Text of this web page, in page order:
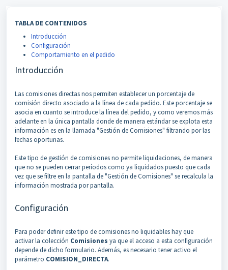
TABLA DE CONTENIDOS
Introducción
Configuración
Comportamiento en el pedido
Introducción
Las comisiones directas nos permiten establecer un porcentaje de
comisión directo asociado a la línea de cada pedido. Este porcentaje se
asocia en cuanto se introduce la línea del pedido, y como veremos más
adelante en la única pantalla donde de manera estándar se explota esta
información es en la llamada "Gestión de Comisiones" filtrando por las
fechas oportunas.
Este tipo de gestión de comisiones no permite liquidaciones, de manera
que no se pueden cerrar períodos como ya liquidados puesto que cada
vez que se filtre en la pantalla de "Gestión de Comisiones" se recalcula la
información mostrada por pantalla.
Configuración
Para poder definir este tipo de comisiones no liquidables hay que
activar la colección Comisiones ya que el acceso a esta configuración
depende de dicho formulario. Además, es necesario tener activo el
parámetro COMISION_DIRECTA.